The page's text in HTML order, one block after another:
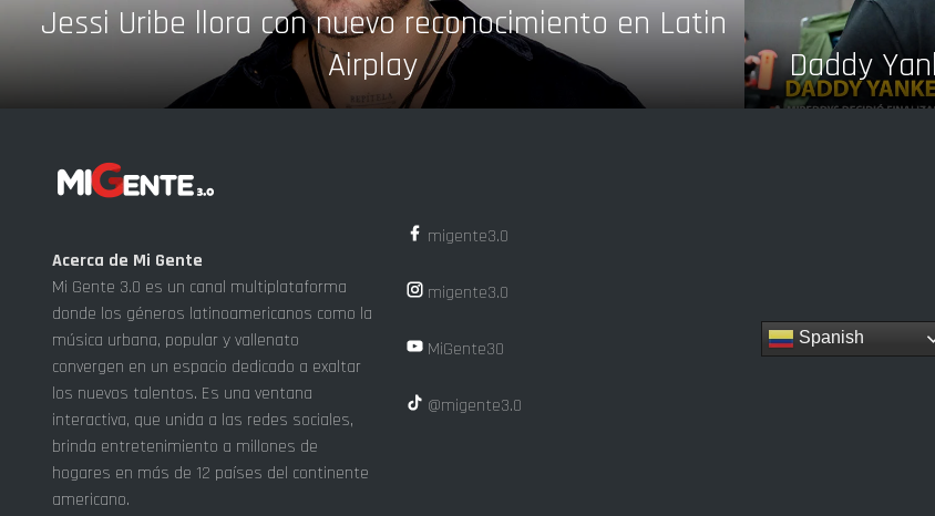
Jessi Uribe llora con nuevo reconocimiento en Latin
Airplay
Daddy
Acerca de Mi Gente
Mi Gente 3.0 es un canal multiplataforma
donde los géneros latinoamericanos como la
música urbana, popular y vallenato
convergen en un espacio dedicado a exaltar
los nuevos talentos. Es una ventana
interactiva, que unida a las redes sociales,
brinda entretenimiento a millones de
hogares en más de 12 países del continente
americano.
migente3.0
migente3.0
MiGente30
@migente3.0
Spanish